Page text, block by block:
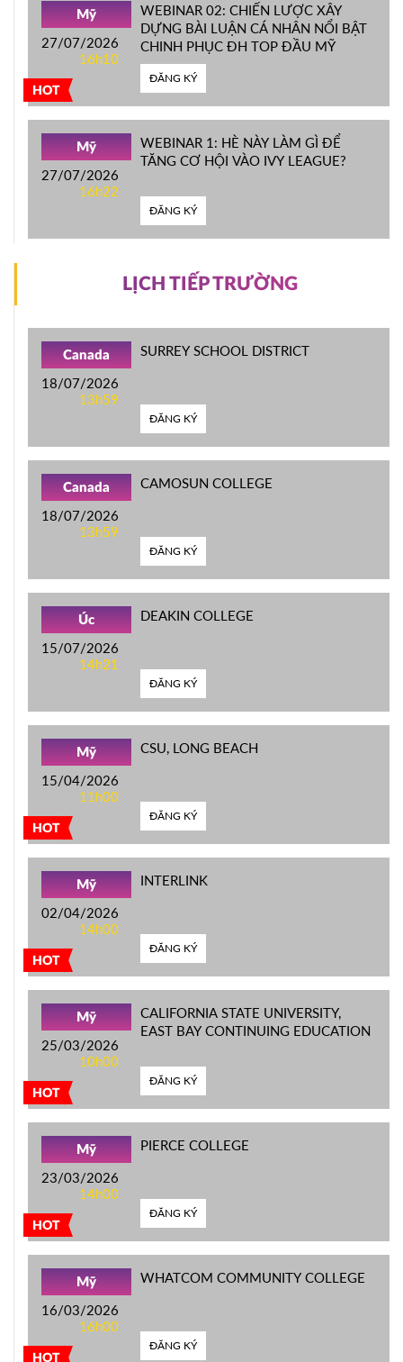
HOT
Mỹ
27/07/2026
16h10
WEBINAR 02: CHIẾN LƯỢC XÂY
DỰNG BÀI LUẬN CÁ NHÂN NỔI BẬT
CHINH PHỤC ĐH TOP ĐẦU MỸ
ĐĂNG KÝ
Mỹ
27/07/2026
16h22
WEBINAR 1: HÈ NÀY LÀM GÌ ĐỂ
TĂNG CƠ HỘI VÀO IVY LEAGUE?
ĐĂNG KÝ
LỊCH TIẾP TRƯỜNG
Canada
18/07/2026
13h59
SURREY SCHOOL DISTRICT
ĐĂNG KÝ
Canada
18/07/2026
13h59
CAMOSUN COLLEGE
ĐĂNG KÝ
Úc
15/07/2026
14h21
DEAKIN COLLEGE
ĐĂNG KÝ
HOT
Mỹ
15/04/2026
11h00
CSU, LONG BEACH
ĐĂNG KÝ
HOT
Mỹ
02/04/2026
14h00
INTERLINK
ĐĂNG KÝ
HOT
Mỹ
25/03/2026
10h00
CALIFORNIA STATE UNIVERSITY,
EAST BAY CONTINUING EDUCATION
ĐĂNG KÝ
HOT
Mỹ
23/03/2026
14h00
PIERCE COLLEGE
ĐĂNG KÝ
HOT
Mỹ
16/03/2026
16h00
WHATCOM COMMUNITY COLLEGE
ĐĂNG KÝ